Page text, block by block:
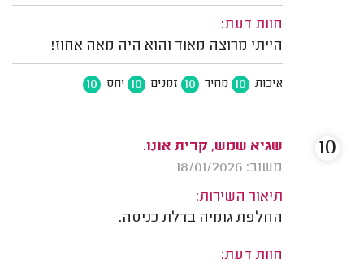
חוות דעת:
הייתי מרוצה מאוד והוא היה מאה אחוז!
איכות 10 מחיר 10 זמנים 10 יחס 10
שגיא שמש, קרית אונו.
משוב: 18/01/2026
תיאור השירות:
החלפת גומיה בדלת כניסה.
חוות דעת:
10